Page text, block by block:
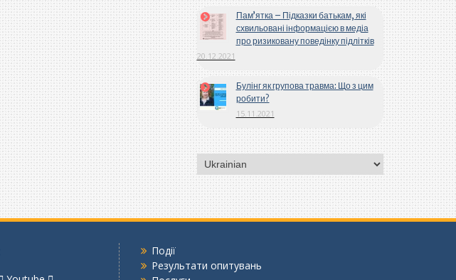
Пам’ятка – Підказки батькам, які
схвильовані інформацією в медіа
про ризиковану поведінку підлітків
20.12.2021
Булінг як групова травма: Що з цим
робити?
15.11.2021
Вибрати
мову
Події
Результати опитувань